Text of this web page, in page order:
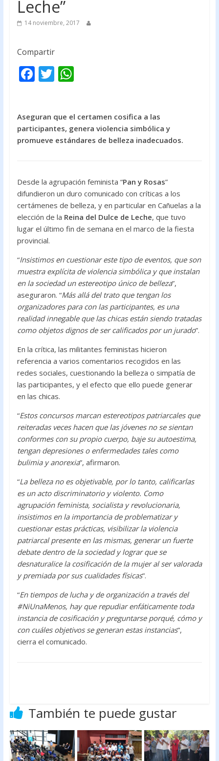
Leche”
14 noviembre, 2017
Compartir
F
b
o
T
er
W
s
A
Aseguran que el certamen cosifica a las
participantes, genera violencia simbólica y
promueve estándares de belleza inadecuados.
Desde la agrupación feminista “Pan y Rosas”
difundieron un duro comunicado con críticas a los
certámenes de belleza, y en particular en Cañuelas a la
elección de la Reina del Dulce de Leche, que tuvo
lugar el último fin de semana en el marco de la fiesta
provincial.
“Insistimos en cuestionar este tipo de eventos, que son
muestra explícita de violencia simbólica y que instalan
en la sociedad un estereotipo único de belleza”,
aseguraron. “Más allá del trato que tengan los
organizadores para con las participantes, es una
realidad innegable que las chicas están siendo tratadas
como objetos dignos de ser calificados por un jurado”.
En la crítica, las militantes feministas hicieron
referencia a varios comentarios recogidos en las
redes sociales, cuestionando la belleza o simpatía de
las participantes, y el efecto que ello puede generar
en las chicas.
“Estos concursos marcan estereotipos patriarcales que
reiteradas veces hacen que las jóvenes no se sientan
conformes con su propio cuerpo, baje su autoestima,
tengan depresiones o enfermedades tales como
bulimia y anorexia”, afirmaron.
“La belleza no es objetivable, por lo tanto, calificarlas
es un acto discriminatorio y violento. Como
agrupación feminista, socialista y revolucionaria,
insistimos en la importancia de problematizar y
cuestionar estas prácticas, visibilizar la violencia
patriarcal presente en las mismas, generar un fuerte
debate dentro de la sociedad y lograr que se
desnaturalice la cosificación de la mujer al ser valorada
y premiada por sus cualidades físicas”.
“En tiempos de lucha y de organización a través del
#NiUnaMenos, hay que repudiar enfáticamente toda
instancia de cosificación y preguntarse porqué, cómo y
con cuáles objetivos se generan estas instancias”,
cierra el comunicado.
También te puede gustar